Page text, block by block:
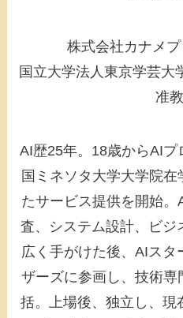
株式会社カナメ
国立大学法人東京学芸大
准
AI歴25年。18歳からAI
国ミネソタ大学大学院
たサービス提供を開始
査、システム設計、ビジ
広く手がけた後、AIスタ
ザーズに参画し、技術
括。上場後、独立し、現